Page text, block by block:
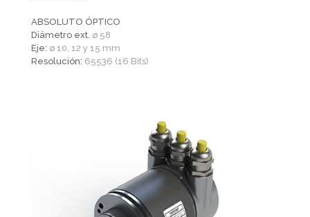
ABSOLUTO ÓPTICO
Diámetro ext. ø 58
Eje: ø 10, 12 y 15 mm
Resolución: 65536 (16 Bits)